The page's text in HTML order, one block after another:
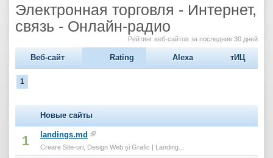
Электронная торговля - Интернет,
связь - Онлайн-радио
Рейтинг веб-сайтов за последние 30 дней
Веб-сайт Rating Alexa тИЦ
1
Новые сайты
1 landings.md
Creare Site-uri, Design Web și Grafic | Landing...